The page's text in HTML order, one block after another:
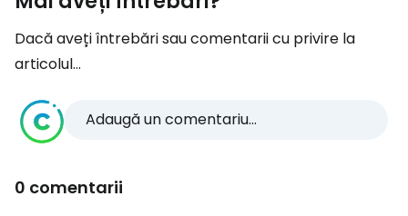
Dacă aveți întrebări sau comentarii cu privire la
articolul...
Adaugă un comentariu...
0 comentarii